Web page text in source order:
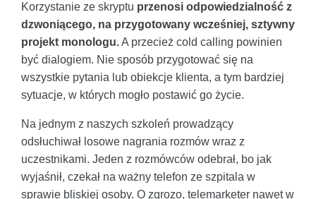
Korzystanie ze skryptu przenosi odpowiedzialność z
dzwoniącego, na przygotowany wcześniej, sztywny
projekt monologu.A przecież cold calling powinien
być dialogiem. Nie sposób przygotować się na
wszystkie pytania lub obiekcje klienta, a tym bardziej
sytuacje, w których mogło postawić go życie.
Na jednym z naszych szkoleń prowadzący
odsłuchiwał losowe nagrania rozmów wraz z
uczestnikami. Jeden z rozmówców odebrał, bo jak
wyjaśnił, czekał na ważny telefon ze szpitala w
sprawie bliskiej osoby. O zgrozo, telemarketer nawet w